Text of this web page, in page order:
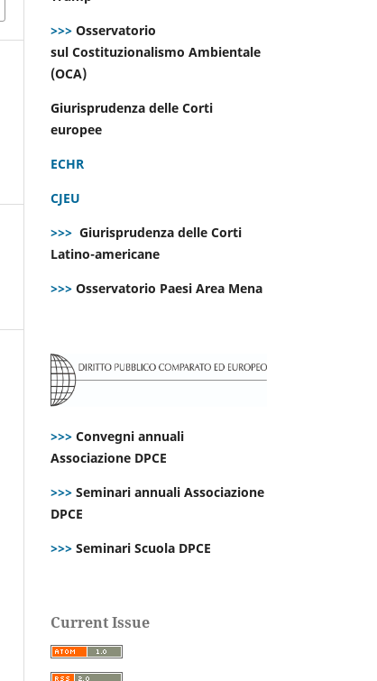
>>> Osservatorio
sul Costituzionalismo Ambientale
(OCA)
Giurisprudenza delle Corti
europee
ECHR
CJEU
>>> Giurisprudenza delle Corti
Latino-americane
>>> Osservatorio Paesi Area Mena
>>> Convegni annuali
Associazione DPCE
>>> Seminari annuali Associazione
DPCE
>>> Seminari Scuola DPCE
Current Issue